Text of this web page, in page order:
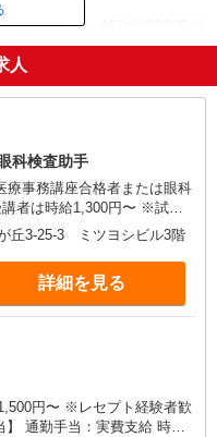
ID：AE0602820541
了
人
科検査助手
療事務講座合格者または眼科
講者は時給1,300円〜 ※試用
・能力により優遇
丘3-25-3 ミツヨシビル3階
詳細を見る
円〜 ※レセプト経験者歓